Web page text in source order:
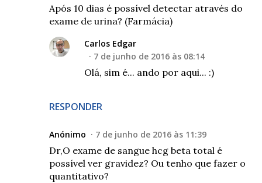
Após 10 dias é possível detectar através do
exame de urina? (Farmácia)
RESPONDER
Carlos Edgar
7 de junho de 2016 às 08:14
Olá, sim é... ando por aqui... :)
Anónimo 7 de junho de 2016 às 11:39
Dr,O exame de sangue hcg beta total é
possível ver gravidez? Ou tenho que fazer o
quantitativo?